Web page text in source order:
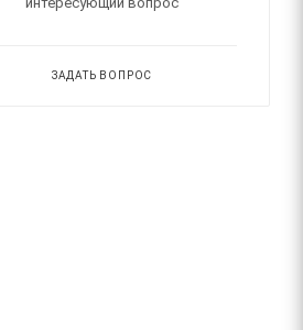
ЗАДАТЬ ВОПРОС